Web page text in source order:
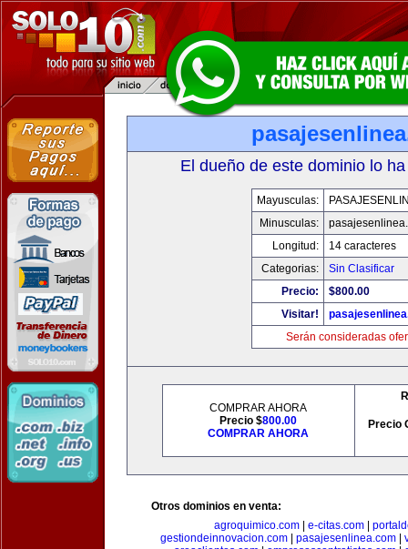
El dueño de este dominio lo
Mayusculas:
Minusculas:
Longitud:
14 caracteres
Categorias:
Sin Clasificar
Precio:
$800.00
Visitar!
Serán consideradas
COMPRAR AHORA
Precio $800.00
COMPRAR AHORA
Precio
Otros dominios en venta:
agroquimico.com
e-citas.com
gestiondeinnovacion.com| pasajesenlinea.com|